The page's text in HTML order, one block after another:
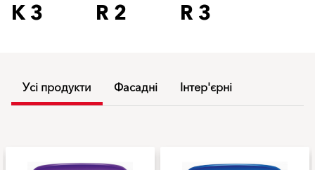
K 3 R 2 R 3
Усі продукти Фасадні Інтер'єрні